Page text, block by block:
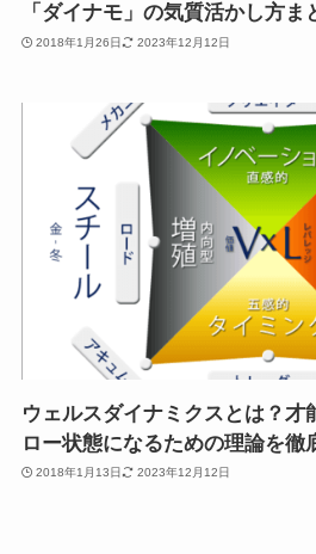
「ダイナモ」の気質活かし方ま
2018年1月26日 2023年12月12日
ウェルスダイナミクスとは？才
ロー状態になるための理論を徹
2018年1月13日 2023年12月12日